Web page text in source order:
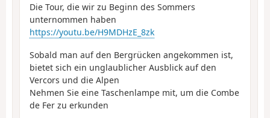
Die Tour, die wir zu Beginn des Sommers
unternommen haben
https://youtu.be/H9MDHzE_8zk
Sobald man auf den Bergrücken angekommen ist,
bietet sich ein unglaublicher Ausblick auf den
Vercors und die Alpen
Nehmen Sie eine Taschenlampe mit, um die Combe
de Fer zu erkunden